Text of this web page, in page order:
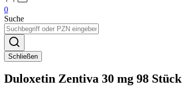
0
Suche
Schließen
Duloxetin Zentiva 30 mg 98 Stück